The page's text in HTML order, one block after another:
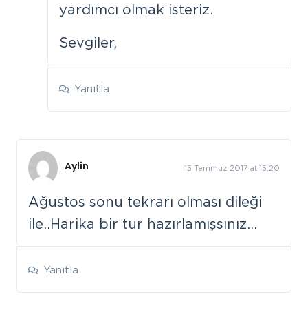
yardımcı olmak isteriz.
Sevgiler,
Yanıtla
Aylin 15 Temmuz 2017 at 15:20
Ağustos sonu tekrarı olması dileği
ile..Harika bir tur hazırlamışsınız…
Yanıtla